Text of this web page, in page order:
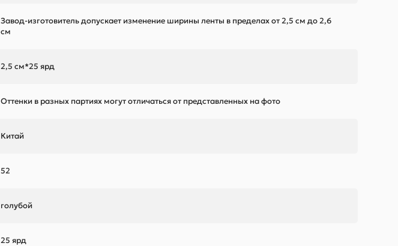
Завод-изготовитель допускает изменение ширины ленты в пределах от 2,5 см до 2,6
см
2,5 см*25 ярд
Оттенки в разных партиях могут отличаться от представленных на фото
Китай
52
голубой
25 ярд